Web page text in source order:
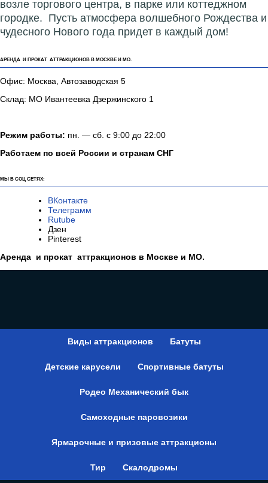
ярмарочные домики можно установить и в
помещении, и на улице, на выставочной площади,
возле торгового центра, в парке или коттеджном
чудесного Нового года придет в каждый дом!
Работаем по всей России и странам СНГ
МЫ В СОЦ СЕТЯХ:
ВКонтакте
Телеграмм
Дзен
Pinterest
Виды аттракционов Батуты
Детские карусели Спортивные батуты
Родео Механический бык
Самоходные паровозики
Ярмарочные и призовые аттракционы